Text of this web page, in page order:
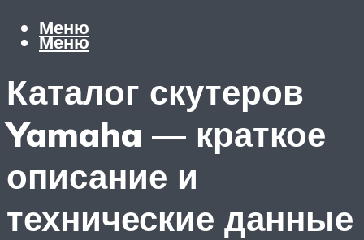
Меню
Меню
Каталог скутеров
Yamaha — краткое
описание и
технические данные